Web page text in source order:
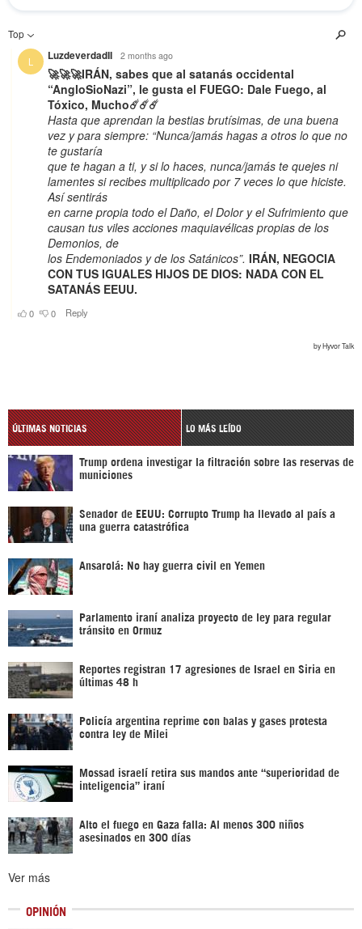
ÚLTIMAS NOTICIAS LO MÁS LEÍDO
Trump ordena investigar la filtración sobre las reservas de
municiones
Senador de EEUU: Corrupto Trump ha llevado al país a
una guerra catastrófica
Ansarolá: No hay guerra civil en Yemen
Parlamento iraní analiza proyecto de ley para regular
tránsito en Ormuz
Reportes registran 17 agresiones de Israel en Siria en
últimas 48 h
Policía argentina reprime con balas y gases protesta
contra ley de Milei
Mossad israelí retira sus mandos ante “superioridad de
inteligencia” iraní
Alto el fuego en Gaza falla: Al menos 300 niños
asesinados en 300 días
Ver más
OPINIÓN